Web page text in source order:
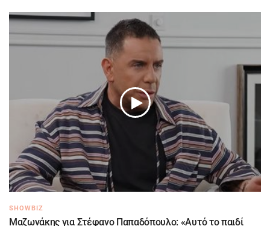
SHOWBIZ
Μαζωνάκης για Στέφανο Παπαδόπουλο: «Αυτό το παιδί